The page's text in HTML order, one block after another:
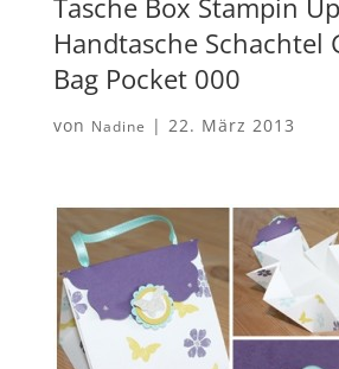
Tasche Box Stampin Up
Handtasche Schachtel
Bag Pocket 000
von Nadine | 22. März 2013